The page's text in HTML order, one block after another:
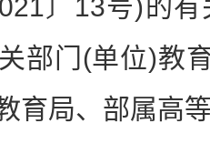
〕13号)的
部门(单位)教
育局、部属高